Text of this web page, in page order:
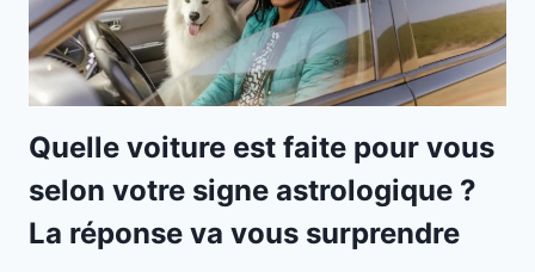
Quelle voiture est faite pour vous
selon votre signe astrologique ?
La réponse va vous surprendre